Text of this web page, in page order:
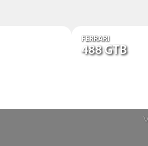
FERRARI
488 GTB